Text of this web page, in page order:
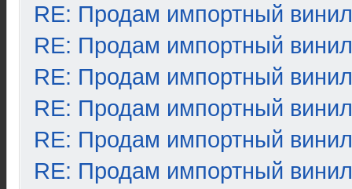
RE: Продам импортный винил
RE: Продам импортный винил
RE: Продам импортный винил
RE: Продам импортный винил
RE: Продам импортный винил
RE: Продам импортный винил